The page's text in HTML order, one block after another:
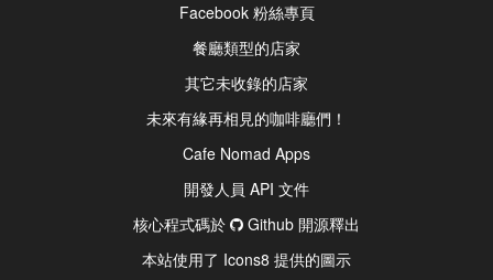
Facebook 粉絲專頁
餐廳類型的店家
其它未收錄的店家
未來有緣再相見的咖啡廳們！
Cafe Nomad Apps
開發人員 API 文件
核心程式碼於
Github 開源釋出
本站使用了 Icons8 提供的圖示